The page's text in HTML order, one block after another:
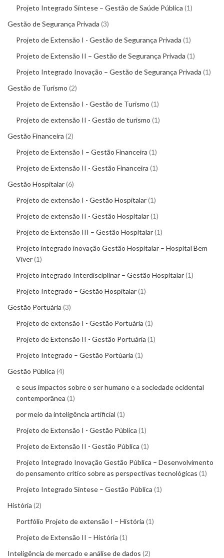
Projeto Integrado Síntese – Gestão de Saúde Pública 1
Gestão de Segurança Privada 3
Projeto de Extensão I - Gestão de Segurança Privada 1
Projeto de Extensão II – Gestão de Segurança Privada 1
Projeto Integrado Inovação – Gestão de Segurança Privada 1
Gestão de Turismo 2
Projeto de Extensão I - Gestão de Turismo 1
Projeto de extensão II - Gestão de turismo 1
Gestão Financeira 2
Projeto de Extensão I – Gestão Financeira 1
Projeto de Extensão II - Gestão Financeira 1
Gestão Hospitalar 6
Projeto de extensão I - Gestão Hospitalar 1
Projeto de extensão II - Gestão Hospitalar 1
Projeto de Extensão III – Gestão Hospitalar 1
Projeto integrado inovação Gestão Hospitalar – Hospital Bem
Viver 1
Projeto integrado Interdisciplinar – Gestão Hospitalar 1
Projeto Integrado – Gestão Hospitalar 1
Gestão Portuária 3
Projeto de extensão I - Gestão Portuária 1
Projeto de Extensão II - Gestão Portuária 1
Projeto Integrado – Gestão Portúaria 1
Gestão Pública 4
e seus impactos sobre o ser humano e a sociedade ocidental
contemporânea 1
por meio da inteligência artificial 1
Projeto de Extensão I - Gestão Pública 1
Projeto de Extensão II - Gestão Pública 1
Projeto Integrado Inovação Gestão Pública – Desenvolvimento
do pensamento crítico sobre as perspectivas tecnológicas 1
Projeto Integrado Síntese – Gestão Pública 1
História 2
Portfólio Projeto de extensão I – História 1
Projeto de Extensão II – História 1
Inteligência de mercado e análise de dados 2